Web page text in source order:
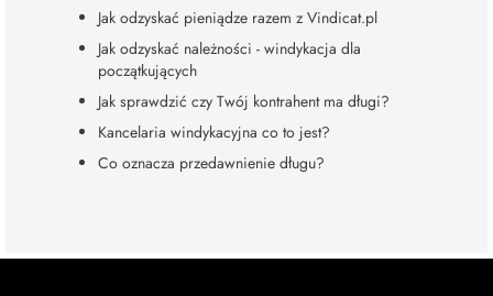
Jak odzyskać pieniądze razem z Vindicat.pl
Jak odzyskać należności - windykacja dla
początkujących
Jak sprawdzić czy Twój kontrahent ma długi?
Kancelaria windykacyjna co to jest?
Co oznacza przedawnienie długu?